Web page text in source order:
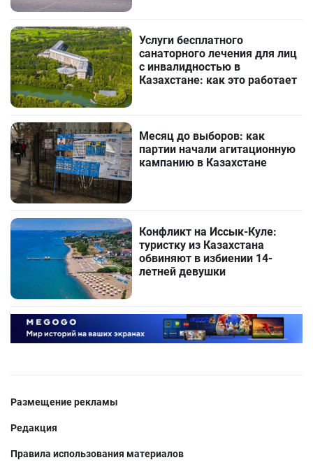
Услуги бесплатного
санаторного лечения для лиц
с инвалидностью в
Казахстане: как это работает
Месяц до выборов: как
партии начали агитационную
кампанию в Казахстане
Конфликт на Иссык-Куле:
туристку из Казахстана
обвиняют в избиении 14-
летней девушки
Размещение рекламы
Редакция
Правила использования материалов